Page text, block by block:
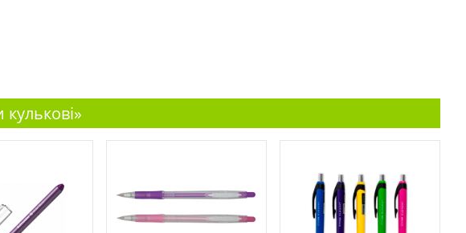
кулькові»